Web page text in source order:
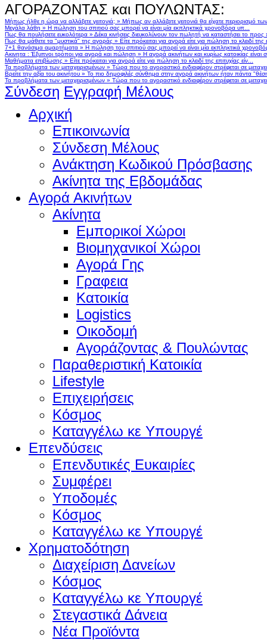
ΑΓΟΡΑΖΟΝΤΑΣ και ΠΟΥΛΩΝΤΑΣ:
Μήπως ήλθε η ώρα να αλλάξετε γειτονιά; » Μήπως αν αλλάζατε γειτονιά θα είχατε περιορισμό
Μεγάλα λάθη » Η πώληση του σπιτιού σας μπορεί να είναι μία εκπληκτικά χρονοβόρα υπ...
Πως θα πουλήσετε ευκολότερα » Δέκα κινήσεις διευκολύνουν τον πωλητή να καταστήσει το
Πως θα μάθετε τα "μυστικά" της αγοράς » Είτε πρόκειται για αγορά είτε για πώληση το κλειδί της
7+1 θανάσιμα αμαρτήματα » Η πώληση του σπιτιού σας μπορεί να είναι μία εκπληκτικά
Ακινητα : Έξυπνοι τρόποι για αγορά και πώληση » Η αγορά ακινήτων και κυρίως κατοικίας
Μαθήματα επιβίωσης » Είτε πρόκειται για αγορά είτε για πώληση το κλειδί της επιτυχίας είν...
Τα προβλήματα των μεταχειρισμένων » Τώρα που το αγοραστικό ενδιαφέρον στρέφεται σε
Βρείτε την αξία του ακινήτου » Το πιο δημοφιλές σύνθημα στην αγορά ακινήτων ήταν πάντα
Τα προβλήματα των μεταχειρισμένων » Τώρα που το αγοραστικό ενδιαφέρον στρέφεται σε
Σύνδεση Εγγραφή Μέλους
Αρχική
Επικοινωνία
Σύνδεση Μέλους
Ανάκτηση Κωδικού Πρόσβασης
Ακίνητα της Εβδομάδας
Αγορά Ακινήτων
Ακίνητα
Εμπορικοί Χώροι
Βιομηχανικοί Χώροι
Αγορά Γης
Γραφεια
Κατοικία
Logistics
Οικοδομή
Αγοράζοντας & Πουλώντας
Παραθεριστική Κατοικία
Lifestyle
Επιχειρήσεις
Κόσμος
Καταγγέλω κε Υπουργέ
Επενδύσεις
Επενδυτικές Ευκαιρίες
Συμφέρει
Υποδομές
Κόσμος
Καταγγέλω κε Υπουργέ
Χρηματοδότηση
Διαχείριση Δανείων
Κόσμος
Καταγγέλω κε Υπουργέ
Στεγαστικά Δάνεια
Νέα Προϊόντα